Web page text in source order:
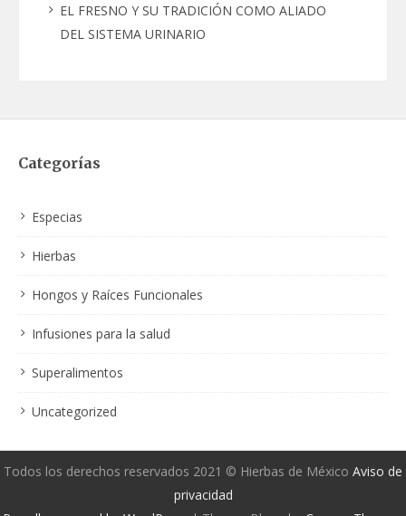
EL FRESNO Y SU TRADICIÓN COMO ALIADO
DEL SISTEMA URINARIO
Categorías
Especias
Hierbas
Hongos y Raíces Funcionales
Infusiones para la salud
Superalimentos
Uncategorized
Todos los derechos reservados 2021 © Hierbas de México Aviso de
privacidad